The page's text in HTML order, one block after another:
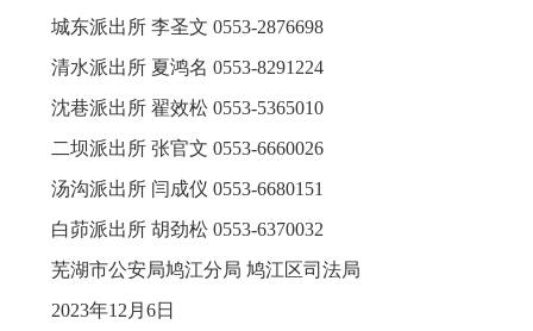
城东派出所 李圣文 0553-2876698
清水派出所 夏鸿名 0553-8291224
沈巷派出所 翟效松 0553-5365010
二坝派出所 张官文 0553-6660026
汤沟派出所 闫成仪 0553-6680151
白茆派出所 胡劲松 0553-6370032
芜湖市公安局鸠江分局 鸠江区司法局
2023年12月6日